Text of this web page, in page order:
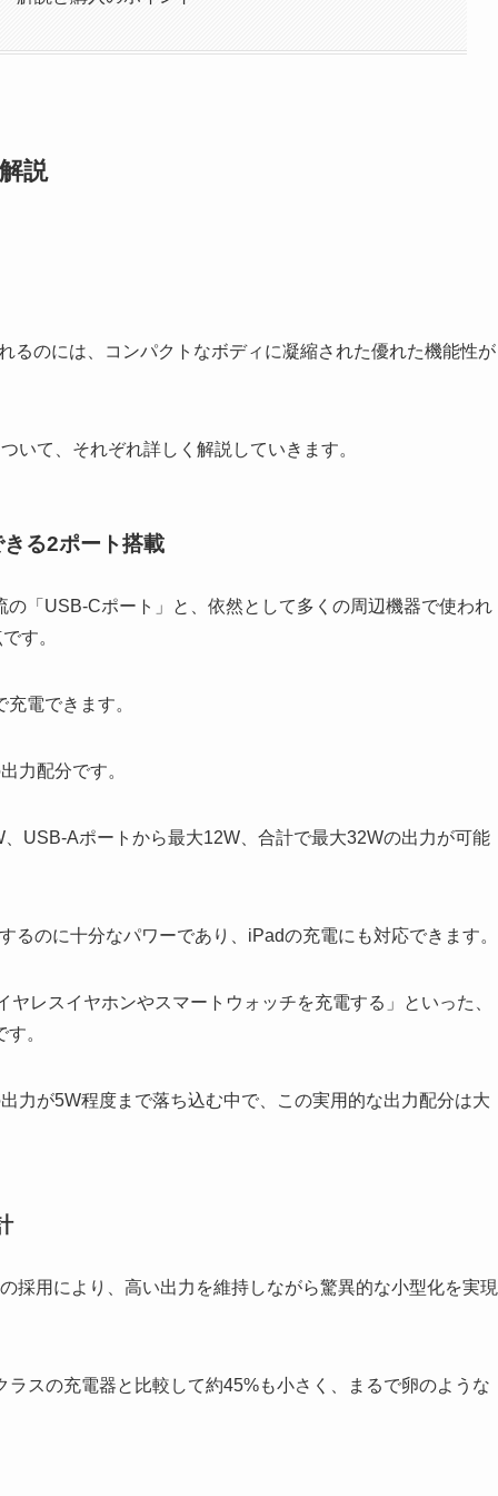
説
るのには、コンパクトなボディに凝縮された優れた機能性が
いて、それぞれ詳しく解説していきます。
る2ポート搭載
「USB-Cポート」と、依然として多くの周辺機器で使われ
す。
電できます。
力配分です。
USB-Aポートから最大12W、合計で最大32Wの出力が可能
のに十分なパワーであり、iPadの充電にも対応できます。
レスイヤホンやスマートウォッチを充電する」といった、
。
力が5W程度まで落ち込む中で、この実用的な出力配分は大
採用により、高い出力を維持しながら驚異的な小型化を実現
スの充電器と比較して約45%も小さく、まるで卵のような